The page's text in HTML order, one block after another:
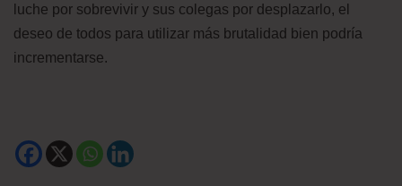
luche por sobrevivir y sus colegas por desplazarlo, el
deseo de todos para utilizar más brutalidad bien podría
incrementarse.